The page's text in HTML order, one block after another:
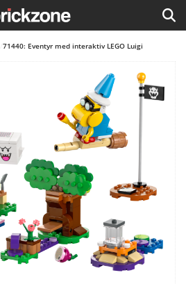
71440: Eventyr med interaktiv LEGO Luigi